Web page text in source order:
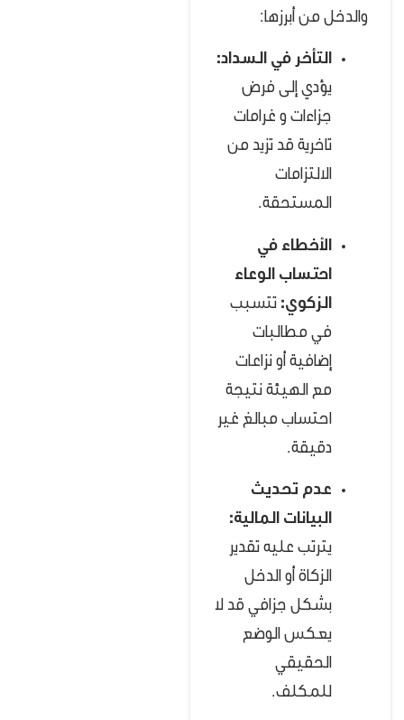
والدخل من أبرزها:
التأخر في السداد:
يؤدي إلى فرض
جزاءات و غرامات
تاخرية قد تزيد من
الالتزامات
المستحقة.
الأخطاء في
احتساب الوعاء
الزكوي: تتسبب
في مطالبات
إضافية أو نزاعات
مع الهيئة نتيجة
احتساب مبالغ غير
دقيقة.
عدم تحديث
البيانات المالية:
يترتب عليه تقدير
الزكاة أو الدخل
بشكل جزافي قد لا
يعكس الوضع
الحقيقي
للمكلف.